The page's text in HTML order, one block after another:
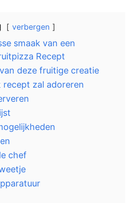
verbergen
smaak van een
Recept
deze fruitige creatie
recept zal adoreren
chef